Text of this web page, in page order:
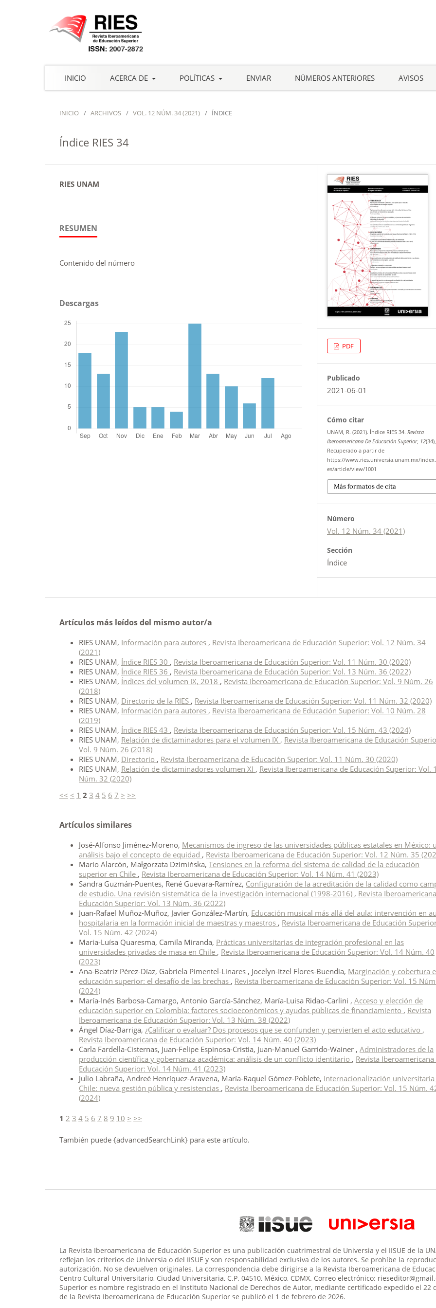
INICIO ACERCA DE POLÍTICAS ENVIAR NÚMEROS ANTERIORES AVISOS
INICIO / ARCHIVOS / VOL. 12 NÚM. 34 (2021) / ÍNDICE
Índice RIES 34
RIES UNAM
RESUMEN
Contenido del número
Descargas
PDF
Publicado
2021-06-01
Cómo citar
UNAM, R. (2021). Índice RIES 34.Revista
Iberoamericana De Educación Superior, 12
Recuperado a partir de
https://www.ries.universia.unam.mx/
es/article/view/1001
Más formatos de cita
Número
Vol. 12 Núm. 34 (2021)
Sección
Índice
Artículos más leídos del mismo autor/a
RIES UNAM, Información para autores , Revista Iberoamericana de Educación Superior: Vol. 12 Núm. 34
(2021)
RIES UNAM, Índice RIES 30 , Revista Iberoamericana de Educación Superior: Vol. 11 Núm. 30 (2020)
RIES UNAM, Índice RIES 36 , Revista Iberoamericana de Educación Superior: Vol. 13 Núm. 36 (2022)
RIES UNAM, Índices del volumen IX, 2018 , Revista Iberoamericana de Educación Superior: Vol. 9 Núm. 26
(2018)
RIES UNAM, Directorio de la RIES , Revista Iberoamericana de Educación Superior: Vol. 11 Núm. 32 (2020)
RIES UNAM, Información para autores , Revista Iberoamericana de Educación Superior: Vol. 10 Núm. 28
(2019)
RIES UNAM, Índice RIES 43 , Revista Iberoamericana de Educación Superior: Vol. 15 Núm. 43 (2024)
RIES UNAM, Relación de dictaminadores para el volumen IX , Revista Iberoamericana de Educación
Vol. 9 Núm. 26 (2018)
RIES UNAM, Directorio , Revista Iberoamericana de Educación Superior: Vol. 11 Núm. 30 (2020)
RIES UNAM, Relación de dictaminadores volumen XI , Revista Iberoamericana de Educación Superior: Vol.
Núm. 32 (2020)
<< < 1 2 3 4 5 6 7 > >>
Artículos similares
José-Alfonso Jiménez-Moreno, Mecanismos de ingreso de las universidades públicas estatales en México:
análisis bajo el concepto de equidad , Revista Iberoamericana de Educación Superior: Vol. 12 Núm. 35
Mario Alarcón, Małgorzata Dzimińska, Tensiones en la reforma del sistema de calidad de la educación
superior en Chile , Revista Iberoamericana de Educación Superior: Vol. 14 Núm. 41 (2023)
Sandra Guzmán-Puentes, René Guevara-Ramírez, Configuración de la acreditación de la calidad como
de estudio. Una revisión sistemática de la investigación internacional (1998-2016) , Revista
Educación Superior: Vol. 13 Núm. 36 (2022)
Juan-Rafael Muñoz-Muñoz, Javier González-Martín, Educación musical más allá del aula: intervención en
hospitalaria en la formación inicial de maestras y maestros , Revista Iberoamericana de Educación
Vol. 15 Núm. 42 (2024)
Maria-Luísa Quaresma, Camila Miranda, Prácticas universitarias de integración profesional en las
universidades privadas de masa en Chile , Revista Iberoamericana de Educación Superior: Vol. 14 Núm. 40
(2023)
Ana-Beatriz Pérez-Díaz, Gabriela Pimentel-Linares , Jocelyn-Itzel Flores-Buendia, Marginación y cobertura
educación superior: el desafío de las brechas , Revista Iberoamericana de Educación Superior: Vol. 15
(2024)
María-Inés Barbosa-Camargo, Antonio García-Sánchez, María-Luisa Ridao-Carlini , Acceso y elección de
educación superior en Colombia: factores socioeconómicos y ayudas públicas de financiamiento , Revista
Iberoamericana de Educación Superior: Vol. 13 Núm. 38 (2022)
Ángel Díaz-Barriga, ¿Calificar o evaluar? Dos procesos que se confunden y pervierten el acto educativo ,
Revista Iberoamericana de Educación Superior: Vol. 14 Núm. 40 (2023)
Carla Fardella-Cisternas, Juan-Felipe Espinosa-Cristia, Juan-Manuel Garrido-Wainer , Administradores de la
producción científica y gobernanza académica: análisis de un conflicto identitario , Revista Iberoamericana
Educación Superior: Vol. 14 Núm. 41 (2023)
Julio Labraña, Andreé Henríquez-Aravena, María-Raquel Gómez-Poblete, Internacionalización universitaria
Chile: nueva gestión pública y resistencias , Revista Iberoamericana de Educación Superior: Vol. 15 Núm.
(2024)
1 2 3 4 5 6 7 8 9 10 > >>
También puede {advancedSearchLink} para este artículo.
La Revista Iberoamericana de Educación Superior es una publicación cuatrimestral de Universia y el IISUE de la
reflejan los criterios de Universia o del IISUE y son responsabilidad exclusiva de los autores. Se prohíbe la
autorización. No se devuelven originales. La correspondencia debe dirigirse a la Revista Iberoamericana de
Centro Cultural Universitario, Ciudad Universitaria, C.P. 04510, México, CDMX. Correo electrónico:
Superior es nombre registrado en el Instituto Nacional de Derechos de Autor, mediante certificado expedido el 22
de la Revista Iberoamericana de Educación Superior se publicó el 1 de febrero de 2026.